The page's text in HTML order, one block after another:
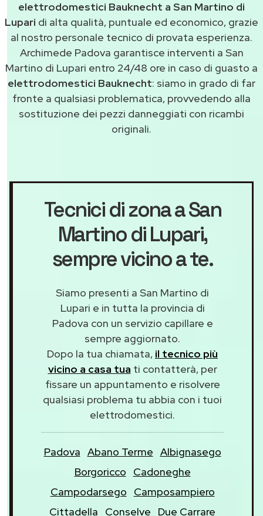
elettrodomestici Bauknecht a San Martino di
Lupari di alta qualità, puntuale ed economico, grazie
al nostro personale tecnico di provata esperienza.
Archimede Padova garantisce interventi a San
Martino di Lupari entro 24/48 ore in caso di guasto a
elettrodomestici Bauknecht: siamo in grado di far
fronte a qualsiasi problematica, provvedendo alla
sostituzione dei pezzi danneggiati con ricambi
originali.
Tecnici di zona a San
Martino di Lupari,
sempre vicino a te.
Siamo presenti a San Martino di
Lupari e in tutta la provincia di
Padova con un servizio capillare e
sempre aggiornato.
Dopo la tua chiamata, il tecnico più
vicino a casa tua ti contatterà, per
fissare un appuntamento e risolvere
qualsiasi problema tu abbia con i tuoi
elettrodomestici.
Padova Abano Terme Albignasego
Borgoricco
Cadoneghe
Campodarsego
Camposampiero
Cittadella
Conselve Due Carrare